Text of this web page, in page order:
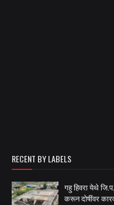
RECENT BY LABELS
गहु हिवरा येथे
करून दोषींवर